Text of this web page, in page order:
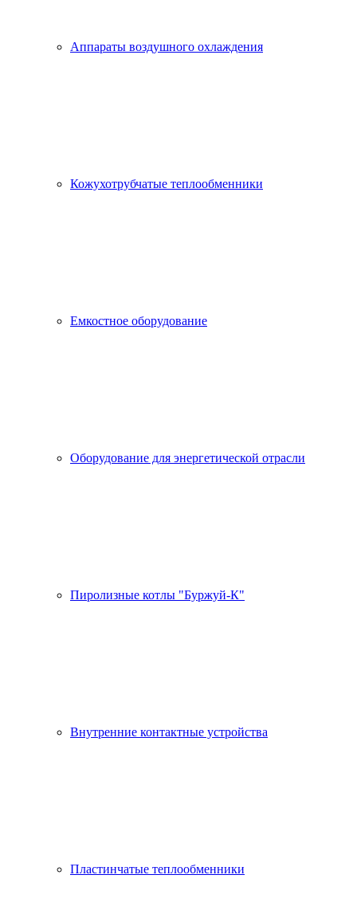
Аппараты воздушного охлаждения
Кожухотрубчатые теплообменники
Емкостное оборудование
Оборудование для энергетической отрасли
Пиролизные котлы "Буржуй-К"
Внутренние контактные устройства
Пластинчатые теплообменники